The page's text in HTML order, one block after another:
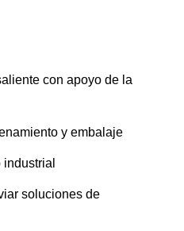
con apoyo de la
y embalaje
soluciones de